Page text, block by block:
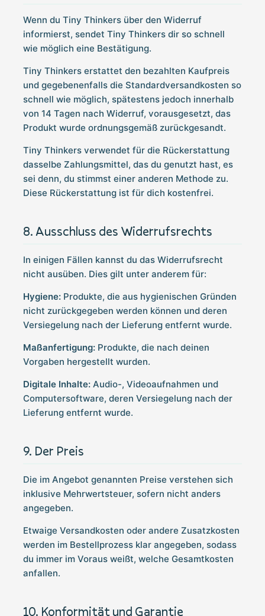
Wenn du Tiny Thinkers über den Widerruf
informierst, sendet Tiny Thinkers dir so schnell
wie möglich eine Bestätigung.
Tiny Thinkers erstattet den bezahlten Kaufpreis
und gegebenenfalls die Standardversandkosten so
schnell wie möglich, spätestens jedoch innerhalb
von 14 Tagen nach Widerruf, vorausgesetzt, das
Produkt wurde ordnungsgemäß zurückgesandt.
Tiny Thinkers verwendet für die Rückerstattung
dasselbe Zahlungsmittel, das du genutzt hast, es
sei denn, du stimmst einer anderen Methode zu.
Diese Rückerstattung ist für dich kostenfrei.
Ausschluss des Widerrufsrechts
In einigen Fällen kannst du das Widerrufsrecht
nicht ausüben. Dies gilt unter anderem für:
Hygiene: Produkte, die aus hygienischen Gründen
nicht zurückgegeben werden können und deren
Versiegelung nach der Lieferung entfernt wurde.
Maßanfertigung: Produkte, die nach deinen
Vorgaben hergestellt wurden.
Digitale Inhalte: Audio-, Videoaufnahmen und
Computersoftware, deren Versiegelung nach der
Lieferung entfernt wurde.
Der Preis
Die im Angebot genannten Preise verstehen sich
inklusive Mehrwertsteuer, sofern nicht anders
angegeben.
Etwaige Versandkosten oder andere Zusatzkosten
werden im Bestellprozess klar angegeben, sodass
du immer im Voraus weißt, welche Gesamtkosten
anfallen.
Konformität und Garantie